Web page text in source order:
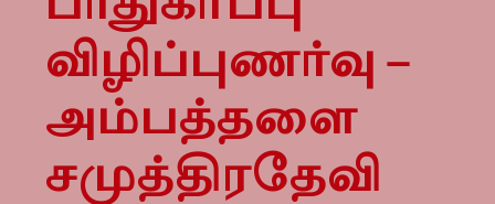
விழிப்புணர்வு –
அம்பத்தளை
சமுத்திரதேவி